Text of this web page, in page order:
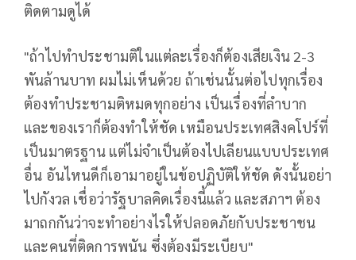
ติดตามดูได้
"ถ้าไปทำประชามติในแต่ละเรื่องก็ต้องเสียเงิน 2-3
พันล้านบาท ผมไม่เห็นด้วย ถ้าเช่นนั้นต่อไปทุกเรื่อง
ต้องทำประชามติหมดทุกอย่าง เป็นเรื่องที่ลำบาก
และของเราก็ต้องทำให้ชัด เหมือนประเทศสิงคโปร์ที่
เป็นมาตรฐาน แต่ไม่จำเป็นต้องไปเลียนแบบประเทศ
อื่น อันไหนดีก็เอามาอยู่ในข้อปฏิบัติให้ชัด ดังนั้นอย่า
ไปกังวล เชื่อว่ารัฐบาลคิดเรื่องนี้แล้ว และสภาฯ ต้อง
มาถกกันว่าจะทำอย่างไรให้ปลอดภัยกับประชาชน
และคนที่ติดการพนัน ซึ่งต้องมีระเบียบ"